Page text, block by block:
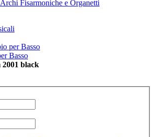
Archi Fisarmoniche e Organetti
per Basso
Basso
black